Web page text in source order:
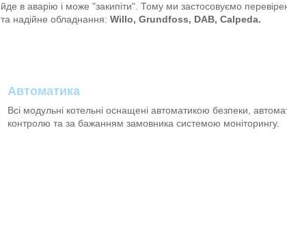
йде в аварію і може "закипіти". Тому ми застосовуємо
та надійне обладнання: Willo, Grundfoss, DAB, Calpeda.
Автоматика
Всі модульні котельні оснащені автоматикою безпеки,
контролю та за бажанням замовника системою моніторингу.